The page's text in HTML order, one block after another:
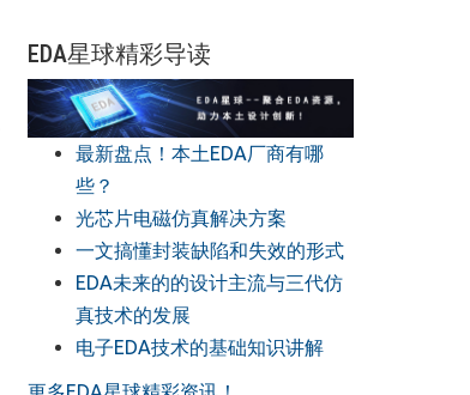
EDA星球精彩导读
最新盘点！本土EDA厂商有哪
些？
光芯片电磁仿真解决方案
一文搞懂封装缺陷和失效的形式
EDA未来的的设计主流与三代仿
真技术的发展
电子EDA技术的基础知识讲解